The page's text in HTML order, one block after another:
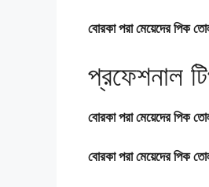
বোরকা পরা মেয়েদের পিক
প্রফেশনাল
বোরকা পরা মেয়েদের পিক
বোরকা পরা মেয়েদের পিক